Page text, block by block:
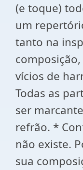
(e toque)
um
tanto na
vícios de
Todas as
ser
refrão. *
não existe.
sua